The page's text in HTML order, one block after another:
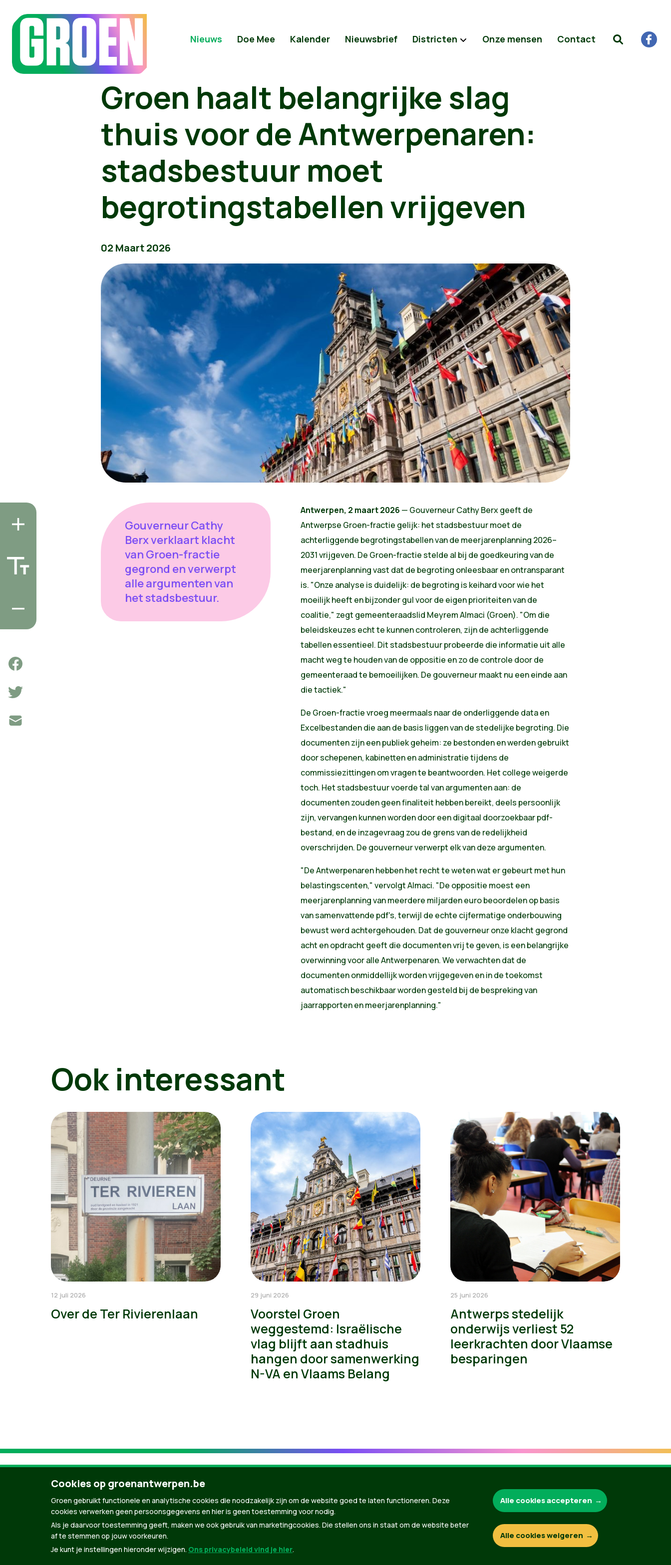
Nieuws Doe Mee Kalender Nieuwsbrief Districten Onze mensen Contact
Groen haalt belangrijke slag
thuis voor de Antwerpenaren:
stadsbestuur moet
begrotingstabellen vrijgeven
02 Maart 2026
Gouverneur Cathy
Berx verklaart klacht
van Groen-fractie
gegrond en verwerpt
alle argumenten van
het stadsbestuur.
Antwerpen, 2 maart 2026 — Gouverneur Cathy Berx geeft de
Antwerpse Groen-fractie gelijk: het stadsbestuur moet de
achterliggende begrotingstabellen van de meerjarenplanning 2026–
2031 vrijgeven. De Groen-fractie stelde al bij de goedkeuring van de
meerjarenplanning vast dat de begroting onleesbaar en ontransparant
is. "Onze analyse is duidelijk: de begroting is keihard voor wie het
moeilijk heeft en bijzonder gul voor de eigen prioriteiten van de
coalitie," zegt gemeenteraadslid Meyrem Almaci (Groen). "Om die
beleidskeuzes echt te kunnen controleren, zijn de achterliggende
tabellen essentieel. Dit stadsbestuur probeerde die informatie uit alle
macht weg te houden van de oppositie en zo de controle door de
gemeenteraad te bemoeilijken. De gouverneur maakt nu een einde aan
die tactiek."
De Groen-fractie vroeg meermaals naar de onderliggende data en
Excelbestanden die aan de basis liggen van de stedelijke begroting. Die
documenten zijn een publiek geheim: ze bestonden en werden gebruikt
door schepenen, kabinetten en administratie tijdens de
commissiezittingen om vragen te beantwoorden. Het college weigerde
toch. Het stadsbestuur voerde tal van argumenten aan: de
documenten zouden geen finaliteit hebben bereikt, deels persoonlijk
zijn, vervangen kunnen worden door een digitaal doorzoekbaar pdf-
bestand, en de inzagevraag zou de grens van de redelijkheid
overschrijden. De gouverneur verwerpt elk van deze argumenten.
"De Antwerpenaren hebben het recht te weten wat er gebeurt met hun
belastingscenten," vervolgt Almaci. "De oppositie moest een
meerjarenplanning van meerdere miljarden euro beoordelen op basis
van samenvattende pdf's, terwijl de echte cijfermatige onderbouwing
bewust werd achtergehouden. Dat de gouverneur onze klacht gegrond
acht en opdracht geeft die documenten vrij te geven, is een belangrijke
overwinning voor alle Antwerpenaren. We verwachten dat de
documenten onmiddellijk worden vrijgegeven en in de toekomst
automatisch beschikbaar worden gesteld bij de bespreking van
jaarrapporten en meerjarenplanning."
Ook interessant
12 juli 2026
Over de Ter Rivierenlaan
29 juni 2026
Voorstel Groen
weggestemd: Israëlische
vlag blijft aan stadhuis
hangen door samenwerking
N-VA en Vlaams Belang
25 juni 2026
Antwerps stedelijk
onderwijs verliest 52
leerkrachten door Vlaamse
besparingen
Groen.be
© Copyright Groen 2026 | Gemaakt metNationBuilder| Gebouwd door
Cookies op groenantwerpen.be
Groen gebruikt functionele en analytische cookies die noodzakelijk zijn om de website goed te laten functioneren. Deze
cookies verwerken geen persoonsgegevens en hier is geen toestemming voor nodig.
Als je daarvoor toestemming geeft, maken we ook gebruik van marketingcookies. Die stellen ons in staat om de website beter
af te stemmen op jouw voorkeuren.
Je kunt je instellingen hieronder wijzigen. Ons privacybeleid vind je hier.
Alle cookies accepteren
Alle cookies weigeren